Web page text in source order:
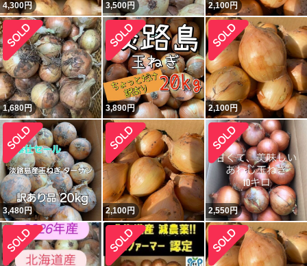
4,300円 3,500円 2,100円
1,680円 3,890円 2,100円
3,480円 2,100円 2,550円